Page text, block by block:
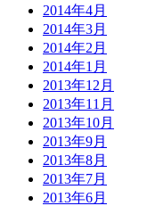
2014年4月
2014年3月
2014年2月
2014年1月
2013年12月
2013年11月
2013年10月
2013年9月
2013年8月
2013年7月
2013年6月